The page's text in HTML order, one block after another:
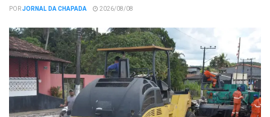
PORJORNAL DA CHAPADA 2026/08/08